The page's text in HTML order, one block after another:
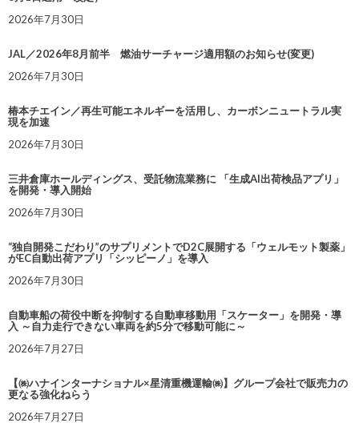
2026年7月30日
JAL／2026年8月前半 燃油サーチャージ適用額のお知らせ(変更)
2026年7月30日
椿本チエイン／再生可能エネルギーを活用し、カーボンニュートラル実
現を加速
2026年7月30日
三井倉庫ホールディングス、受託物流業務に 「生成AI出荷検品アプリ」
を開発・導入開始
2026年7月30日
“独自開発こだわり”のサプリメントでD2C展開する「ウェルモット製薬」
がEC自動出荷アプリ「シッピーノ」を導入
2026年7月30日
自動車船の荷役中断を抑制する自動車移動用「スケーター」を開発・導
入 ～自力走行できない車両を約5分で移動可能に～
2026年7月27日
【㈱ハナインターナショナル×星清重機運輸㈱】グループ会社で販売力の
更なる強化ねらう
2026年7月27日